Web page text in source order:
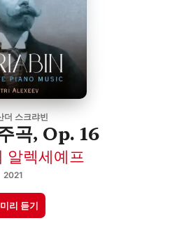
더 스크랴빈
곡, Op. 16
알렉세예프
2021
미리 듣기